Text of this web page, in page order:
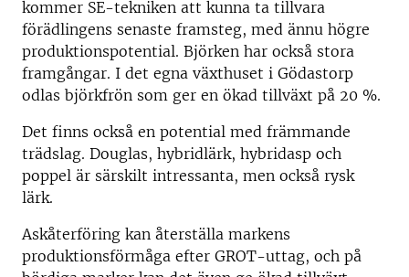
kommer SE-tekniken att kunna ta tillvara
förädlingens senaste framsteg, med ännu högre
produktionspotential. Björken har också stora
framgångar. I det egna växthuset i Gödastorp
odlas björkfrön som ger en ökad tillväxt på 20 %.
Det finns också en potential med främmande
trädslag. Douglas, hybridlärk, hybridasp och
poppel är särskilt intressanta, men också rysk
lärk.
Askåterföring kan återställa markens
produktionsförmåga efter GROT-uttag, och på